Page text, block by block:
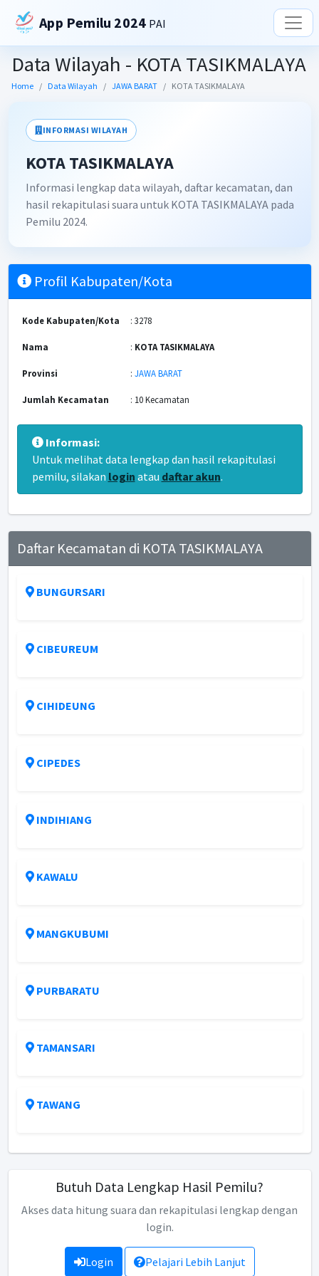
App Pemilu 2024 PAI
Data Wilayah - KOTA TASIKMALAYA
Home Data Wilayah JAWA BARAT KOTA TASIKMALAYA
INFORMASI WILAYAH
KOTA TASIKMALAYA
Informasi lengkap data wilayah, daftar kecamatan, dan
hasil rekapitulasi suara untuk KOTA TASIKMALAYA pada
Pemilu 2024.
Profil Kabupaten/Kota
Kode Kabupaten/Kota : 3278
Nama : KOTA TASIKMALAYA
Provinsi : JAWA BARAT
Jumlah Kecamatan : 10 Kecamatan
Informasi:
Untuk melihat data lengkap dan hasil rekapitulasi
pemilu, silakan login atau daftar akun.
Daftar Kecamatan di KOTA TASIKMALAYA
BUNGURSARI
CIBEUREUM
CIHIDEUNG
CIPEDES
INDIHIANG
KAWALU
MANGKUBUMI
PURBARATU
TAMANSARI
TAWANG
Butuh Data Lengkap Hasil Pemilu?
Akses data hitung suara dan rekapitulasi lengkap dengan
login.
Login Pelajari Lebih Lanjut